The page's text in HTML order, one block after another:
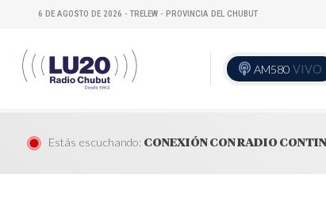
6 DE AGOSTO DE 2026 - TRELEW - PROVINCIA DEL CHUBUT
AM580 VIVO
Estás escuchando: CONEXIÓN CON RADIO